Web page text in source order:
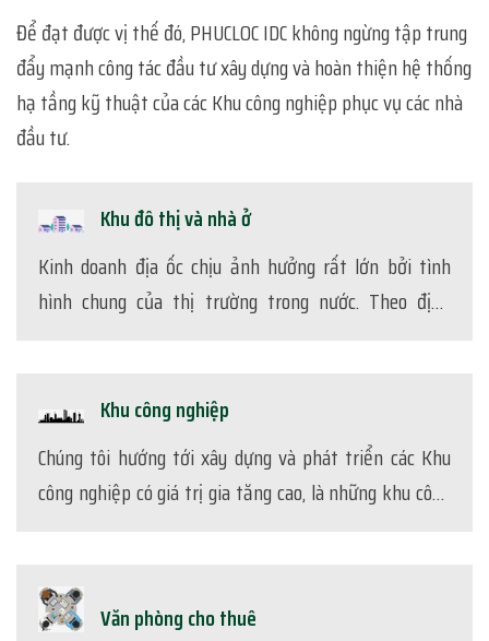
Để đạt được vị thế đó, PHUCLOC IDC không ngừng tập trung
đẩy mạnh công tác đầu tư xây dựng và hoàn thiện hệ thống
hạ tầng kỹ thuật của các Khu công nghiệp phục vụ các nhà
đầu tư.
Khu đô thị và nhà ở
Kinh doanh địa ốc chịu ảnh hưởng rất lớn bởi tình
hình chung của thị trường trong nước. Theo định
ốc.
Khu công nghiệp
Chúng tôi hướng tới xây dựng và phát triển các Khu
công nghiệp có giá trị gia tăng cao, là những khu công
Văn phòng cho thuê